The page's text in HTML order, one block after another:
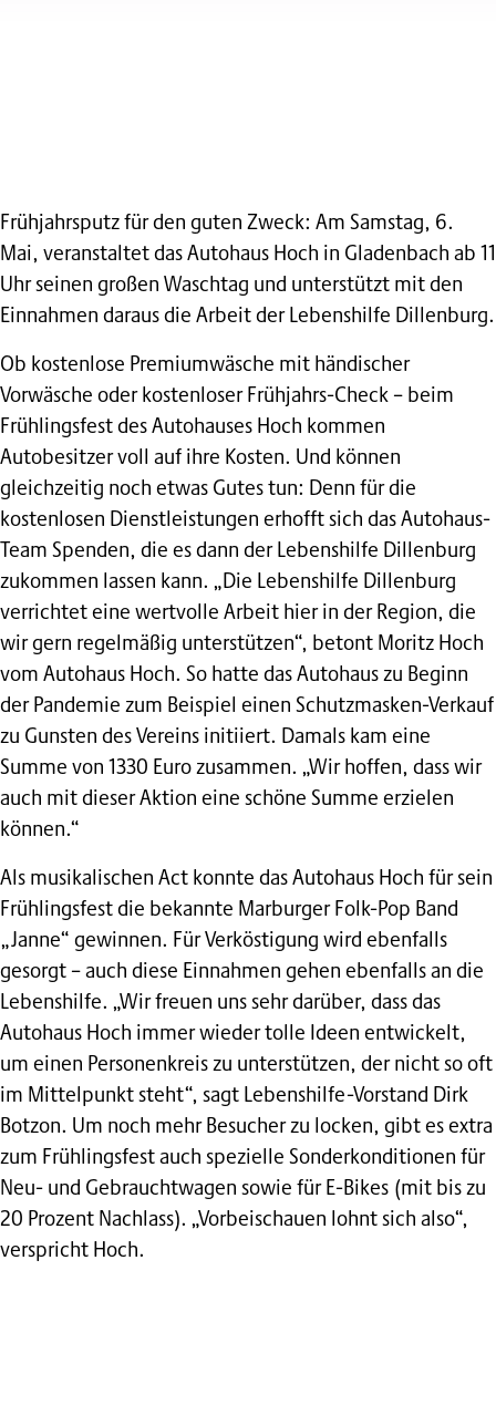
Frühjahrsputz für den guten Zweck: Am Samstag, 6.
Mai, veranstaltet das Autohaus Hoch in Gladenbach ab 11
Uhr seinen großen Waschtag und unterstützt mit den
Einnahmen daraus die Arbeit der Lebenshilfe Dillenburg.
Ob kostenlose Premiumwäsche mit händischer
Vorwäsche oder kostenloser Frühjahrs-Check – beim
Frühlingsfest des Autohauses Hoch kommen
Autobesitzer voll auf ihre Kosten. Und können
gleichzeitig noch etwas Gutes tun: Denn für die
kostenlosen Dienstleistungen erhofft sich das Autohaus-
Team Spenden, die es dann der Lebenshilfe Dillenburg
zukommen lassen kann. „Die Lebenshilfe Dillenburg
verrichtet eine wertvolle Arbeit hier in der Region, die
wir gern regelmäßig unterstützen“, betont Moritz Hoch
vom Autohaus Hoch. So hatte das Autohaus zu Beginn
der Pandemie zum Beispiel einen Schutzmasken-Verkauf
zu Gunsten des Vereins initiiert. Damals kam eine
Summe von 1330 Euro zusammen. „Wir hoffen, dass wir
auch mit dieser Aktion eine schöne Summe erzielen
können.“
Als musikalischen Act konnte das Autohaus Hoch für sein
Frühlingsfest die bekannte Marburger Folk-Pop Band
„Janne“ gewinnen. Für Verköstigung wird ebenfalls
gesorgt – auch diese Einnahmen gehen ebenfalls an die
Lebenshilfe. „Wir freuen uns sehr darüber, dass das
Autohaus Hoch immer wieder tolle Ideen entwickelt,
um einen Personenkreis zu unterstützen, der nicht so oft
im Mittelpunkt steht“, sagt Lebenshilfe-Vorstand Dirk
Botzon. Um noch mehr Besucher zu locken, gibt es extra
zum Frühlingsfest auch spezielle Sonderkonditionen für
Neu- und Gebrauchtwagen sowie für E-Bikes (mit bis zu
20 Prozent Nachlass). „Vorbeischauen lohnt sich also“,
verspricht Hoch.